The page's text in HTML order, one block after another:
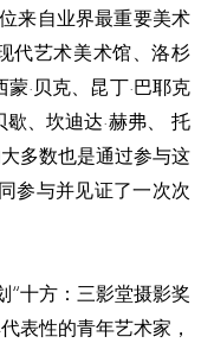
来自业界最重要美术
代艺术美术馆、洛杉
·贝克、昆丁·巴耶克
、坎迪达·赫弗、 托
多数也是通过参与这
参与并见证了一次次
“十方：三影堂摄影奖
表性的青年艺术家，